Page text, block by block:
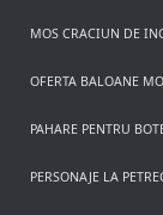
MOS CRACIUN DE
OFERTA BALOANE
PAHARE PENTRU
PERSONAJE LA